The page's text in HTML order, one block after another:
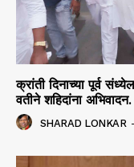
क्रांती दिनाच्या पूर्व
वतीने शहिदांना अभिवादन.
SHARAD LONKAR -